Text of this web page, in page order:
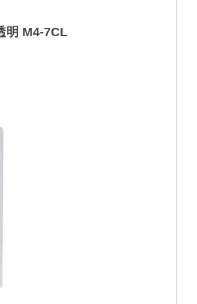
明 M4-7CL